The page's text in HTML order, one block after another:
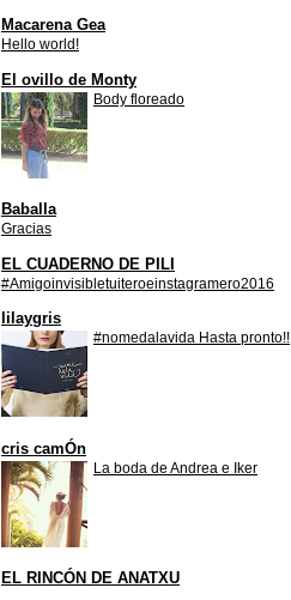
Macarena Gea
Hello world!
El ovillo de Monty
Body floreado
Baballa
Gracias
EL CUADERNO DE PILI
#Amigoinvisibletuiteroeinstagramero2016
lilaygris
#nomedalavida Hasta pronto!!
cris camÓn
La boda de Andrea e Iker
EL RINCÓN DE ANATXU